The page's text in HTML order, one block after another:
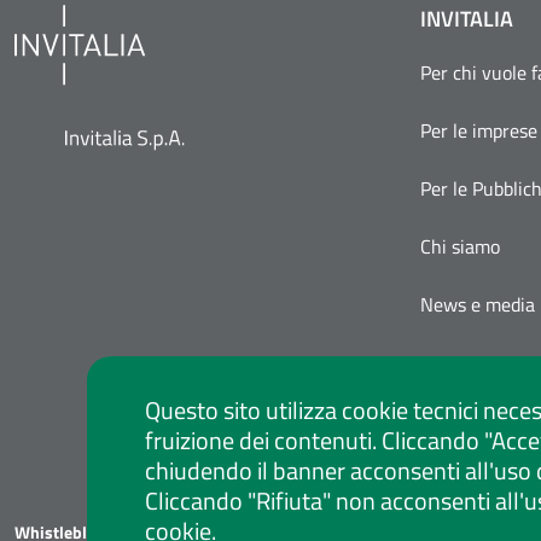
Questo sito utilizza cookie tecnici
fruizione dei contenuti. Cliccando
chiudendo il banner acconsenti all'uso
Cliccando "Rifiuta" non acconsenti
cookie.
INVITALIA
Per chi vuole
Per le imprese
Per le
Chi siamo
News e media
Whistleblowing Privacy Policy